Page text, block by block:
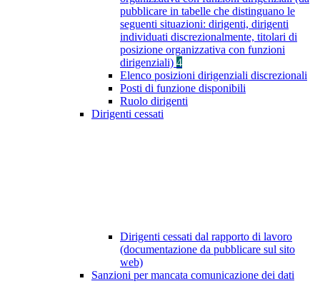
pubblicare in tabelle che distinguano le
seguenti situazioni: dirigenti, dirigenti
individuati discrezionalmente, titolari di
posizione organizzativa con funzioni
dirigenziali) 4
Elenco posizioni dirigenziali discrezionali
Posti di funzione disponibili
Ruolo dirigenti
Dirigenti cessati
Dirigenti cessati dal rapporto di lavoro
(documentazione da pubblicare sul sito
web)
Sanzioni per mancata comunicazione dei dati